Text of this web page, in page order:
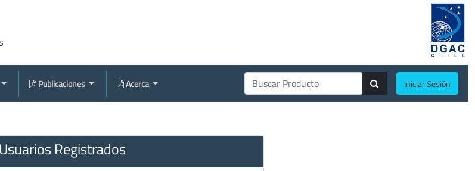
Publicaciones Acerca Iniciar Sesión
Registrados